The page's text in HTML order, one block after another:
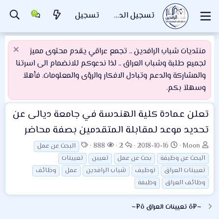
تسجيل الدخول تسجيل
منتديات شباب الرافدين .. تجمع عراقي يقدم محتوى مميز
لجميع طلبة وشباب العراق .. لذا ندعوكم للانضمام الى اسرتنا
والمشاركة والدعم وتبادل الافكار والرؤى والمعلومات. فأهلاَ
وسهلاَ بكم.
تعلن عمادة كلية الهندسة في جامعة ديالى عن
تحديد موعد لمقابلة المتقدمين بصفة محاضر
ب
ا
د
ئ
ا
م
Moon
ت
ا
ر
ي
خ
ل
2018-10-16
ا
ل
ر
د
2
ا
ل
م
ش
888
ا
ل
و
س
البحث عن عمل
البحث عن وظيفة
بحث عن عمل تعيين
تعيينات
تعيينات العراق
توظيف شباب الرافدين عمل
وظائف
وظائف العراق
وظيفة
~¤ô تعيينات العراق ô¤~